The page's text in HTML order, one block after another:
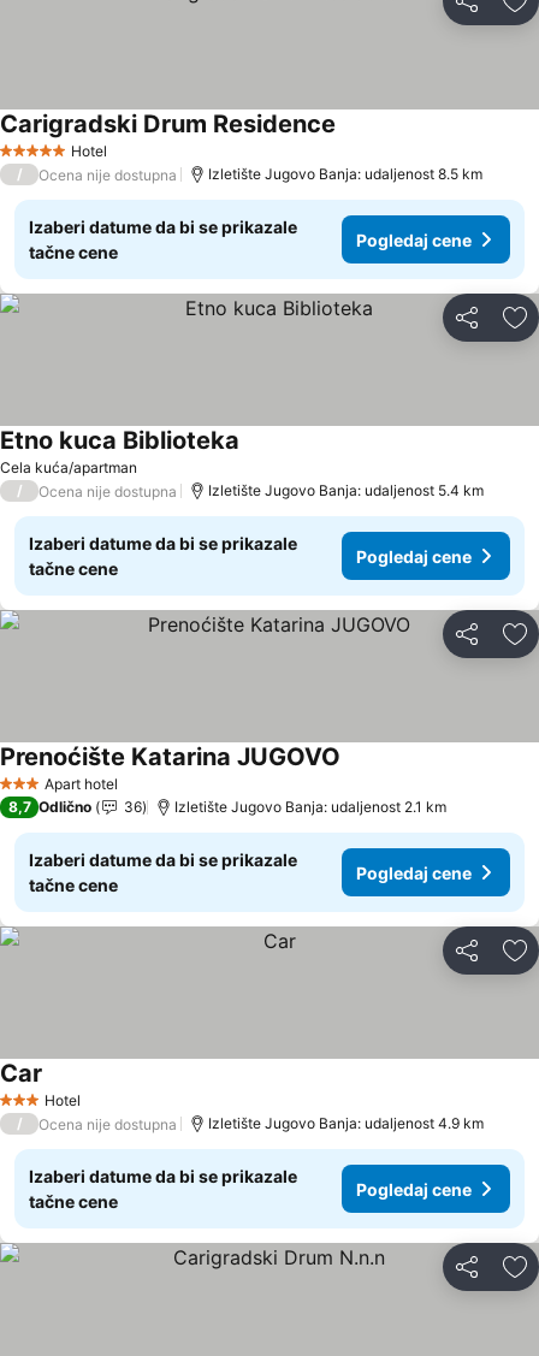
Deli
5 ZvezdiceHotel
Carigradski Drum Residence
/ Ocena nije dostupna Izletište Jugovo Banja: udaljenost 8.5 km
Izaberi datume da bi se prikazale
tačne cene
Pogledaj cene
Deli
Cela kuća/apartman
Etno kuca Biblioteka
/ Ocena nije dostupna Izletište Jugovo Banja: udaljenost 5.4 km
Izaberi datume da bi se prikazale
tačne cene
Pogledaj cene
Deli
3 ZvezdiceApart hotel
Prenoćište Katarina JUGOVO
8,7 Odlično 36 Izletište Jugovo Banja: udaljenost 2.1 km
Izaberi datume da bi se prikazale
tačne cene
Pogledaj cene
Deli
3 Zvezdice
Hotel
Car
/ Ocena nije dostupna Izletište Jugovo Banja: udaljenost 4.9 km
Izaberi datume da bi se prikazale
tačne cene
Pogledaj cene
Deli